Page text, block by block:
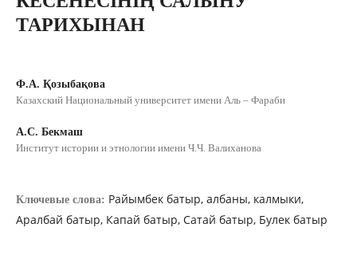
ТАРИХЫНАН
Ф.А. Қозыбақова
Казахский Национальный университет имени Аль – Фараби
A.С. Бекмаш
Институт истории и этнологии имени Ч.Ч. Валиханова
Ключевые слова: Райымбек батыр, албаны, калмыки,
Аралбай батыр, Капай батыр, Сатай батыр, Булек батыр